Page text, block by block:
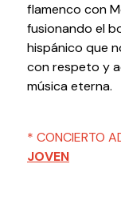
Últimos Eventos
Baluarte
Cómo llegar
Contacto
flamenco con
fusionando el
hispánico que
con respeto y
música eterna.
* CONCIERTO
JOVEN